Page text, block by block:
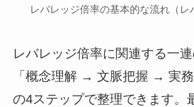
レバレッジ倍率の基本的な流れ（
レバレッジ倍率に関連する一
「概念理解 → 文脈把握 → 実
の4ステップで整理できます。